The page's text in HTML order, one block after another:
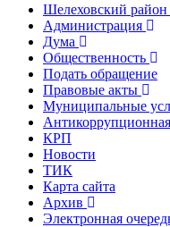
Шелеховский район
Администрация
Дума
Общественность
Подать обращение
Правовые акты
Муниципальные
Антикоррупционная
КРП
Новости
ТИК
Карта сайта
Архив
Электронная